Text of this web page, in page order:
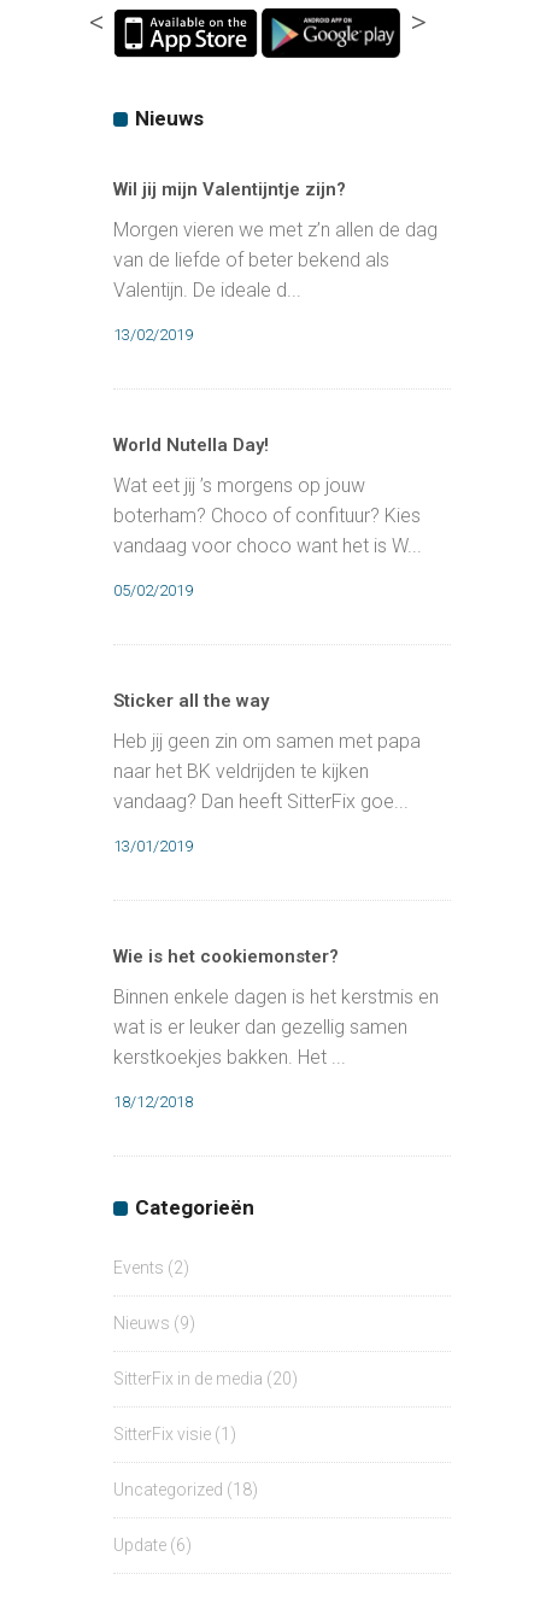
< >
Nieuws
Wil jij mijn Valentijntje zijn?
Morgen vieren we met z’n allen de dag
van de liefde of beter bekend als
Valentijn. De ideale d...
13/02/2019
World Nutella Day!
Wat eet jij ’s morgens op jouw
boterham? Choco of confituur? Kies
vandaag voor choco want het is W...
05/02/2019
Sticker all the way
Heb jij geen zin om samen met papa
naar het BK veldrijden te kijken
vandaag? Dan heeft SitterFix goe...
13/01/2019
Wie is het cookiemonster?
Binnen enkele dagen is het kerstmis en
wat is er leuker dan gezellig samen
kerstkoekjes bakken. Het ...
18/12/2018
Categorieën
Events (2)
Nieuws (9)
SitterFix in de media (20)
SitterFix visie (1)
Uncategorized (18)
Update (6)